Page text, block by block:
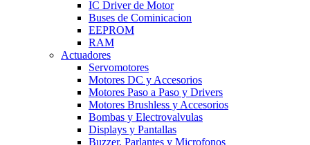
IC Driver de Motor
Buses de Cominicacion
EEPROM
RAM
Actuadores
Servomotores
Motores DC y Accesorios
Motores Paso a Paso y Drivers
Motores Brushless y Accesorios
Bombas y Electrovalvulas
Displays y Pantallas
Buzzer, Parlantes y Microfonos